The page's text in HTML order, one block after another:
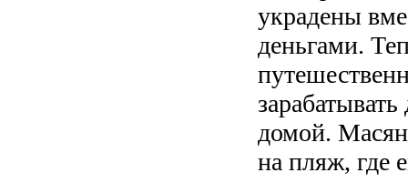
украдены
деньгами.
домой.
на пляж, где